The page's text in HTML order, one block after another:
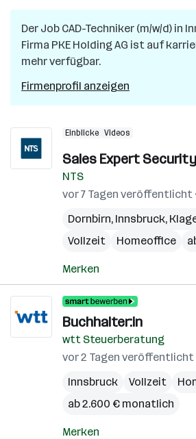
Der Job CAD-Techniker (m/w/d) in
Firma PKE Holding AG ist auf
mehr verfügbar.
Firmenprofil anzeigen
Einblicke Videos
Sales Expert Security
NTS
vor 7 Tagen veröffentlicht
Dornbirn, Innsbruck,
Vollzeit
Homeoffice
Merken
Buchhalter:in
wtt Steuerberatung
vor 2 Tagen veröffentlicht
Innsbruck
Vollzeit
ab 2.600 € monatlich
Merken